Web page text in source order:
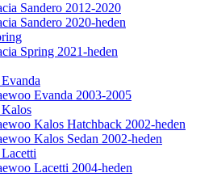
Sandero 2012-2020
Sandero 2020-heden
Spring 2021-heden
Evanda 2003-2005
Kalos Hatchback 2002-heden
Kalos Sedan 2002-heden
Lacetti 2004-heden